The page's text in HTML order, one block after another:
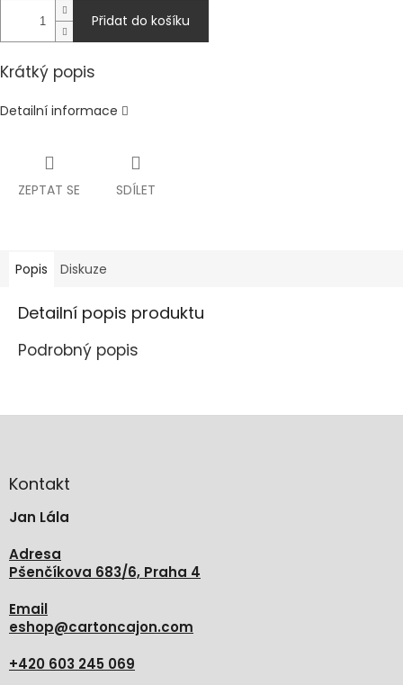
Přidat do košíku
Krátký popis
Detailní informace
ZEPTAT SE SDÍLET
Popis Diskuze
Detailní popis produktu
Podrobný popis
aKontakt
Jan Lála
Adresa
Pšenčíkova 683/6, Praha 4
Email
eshop@cartoncajon.com
+420 603 245 069